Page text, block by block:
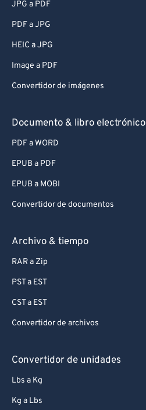
JPG a PDF
PDF a JPG
HEIC a JPG
Image a PDF
Convertidor de imágenes
Documento & libro electrónico
PDF a WORD
EPUB a PDF
EPUB a MOBI
Convertidor de documentos
Archivo & tiempo
RAR a Zip
PST a EST
CST a EST
Convertidor de archivos
Convertidor de unidades
Lbs a Kg
Kg a Lbs